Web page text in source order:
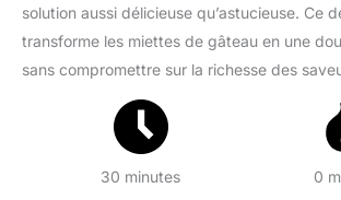
solution aussi délicieuse qu’astucieuse. Ce
transforme les miettes de gâteau en une
sans compromettre sur la richesse des
30 minutes 0